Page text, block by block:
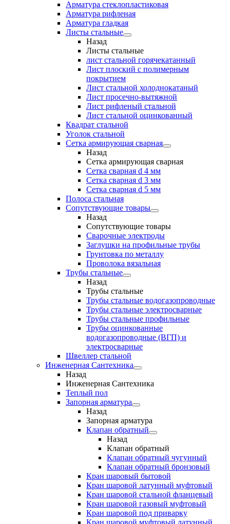
Арматура стеклопластиковая
Арматура рифленая
Арматура гладкая
Листы стальные
Назад
Листы стальные
лист стальной горячекатанный
Лист плоский с полимерным
покрытием
Лист стальной холоднокатаный
Лист просечно-вытяжной
Лист рифленый стальной
Лист стальной оцинкованный
Квадрат стальной
Уголок стальной
Сетка армирующая сварная
Назад
Сетка армирующая сварная
Сетка сварная d 4 мм
Сетка сварная d 3 мм
Сетка сварная d 5 мм
Полоса стальная
Сопутствующие товары
Назад
Сопутствующие товары
Сварочные электроды
Заглушки на профильные трубы
Грунтовка по металлу
Проволока вязальная
Трубы стальные
Назад
Трубы стальные
Трубы стальные водогазопроводные
Трубы стальные электросварные
Трубы стальные профильные
Трубы оцинкованные
водогазопроводные (ВГП) и
электросварные
Швеллер стальной
Инженерная Сантехника
Назад
Инженерная Сантехника
Теплый пол
Запорная арматура
Назад
Запорная арматура
Клапан обратный
Назад
Клапан обратный
Клапан обратный чугунный
Клапан обратный бронзовый
Кран шаровый бытовой
Кран шаровой латунный муфтовый
Кран шаровой стальной фланцевый
Кран шаровой газовый муфтовый
Кран шаровой под приварку
Кран шаровой муфтовый латунный